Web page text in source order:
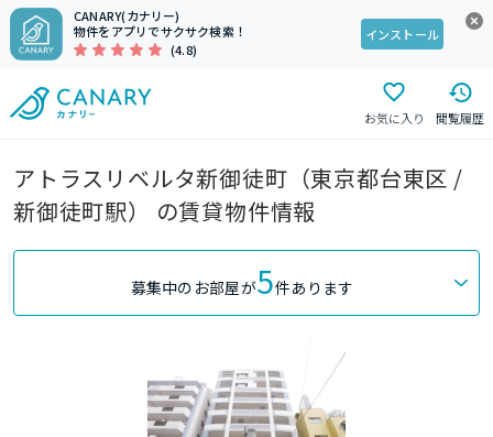
CANARY(カナリー)
物件をアプリでサクサク検索！
(4.8)
インストール
お気に入り 閲覧履歴
アトラスリベルタ新御徒町（東京都台東区 /
新御徒町駅） の賃貸物件情報
募集中のお部屋が5件あります